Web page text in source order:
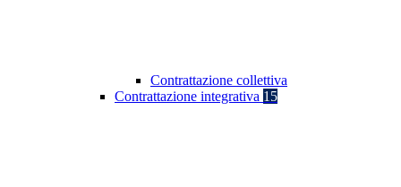
Contrattazione collettiva
Contrattazione integrativa 15